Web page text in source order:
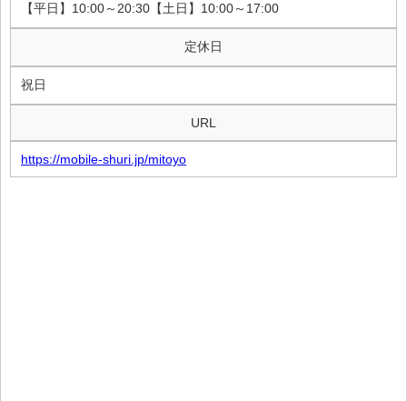
【平日】10:00～20:30【土日】10:00～17:00
定休日
祝日
URL
https://mobile-shuri.jp/mitoyo